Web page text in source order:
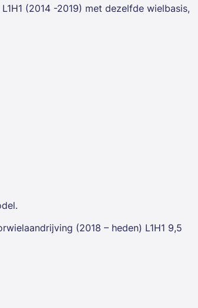
(2014 -2019) met dezelfde wielbasis,
(2018 – heden) L1H1 9,5